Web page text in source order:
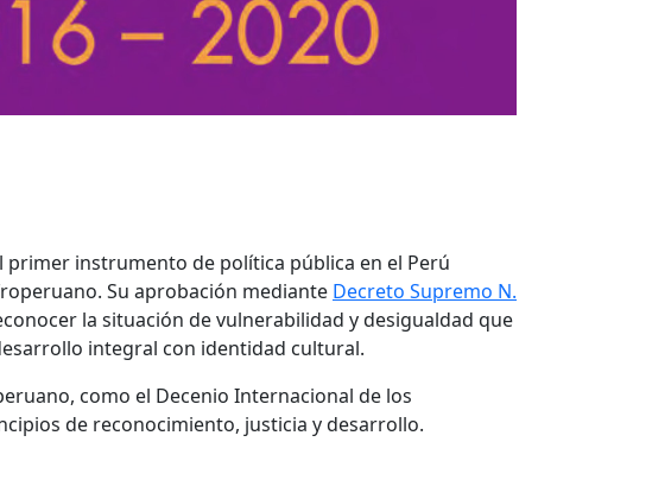
primer instrumento de política pública en el Perú
Su aprobación mediante Decreto Supremo N.
la situación de vulnerabilidad y desigualdad que
integral con identidad cultural.
como el Decenio Internacional de los
de reconocimiento, justicia y desarrollo.